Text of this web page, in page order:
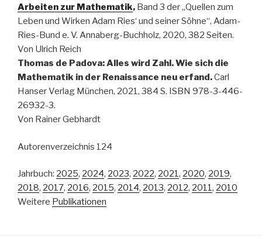
Arbeiten zur Mathematik, Band 3 der „Quellen zum
Leben und Wirken Adam Ries‘ und seiner Söhne“, Adam-
Ries-Bund e. V. Annaberg-Buchholz, 2020, 382 Seiten.
Von Ulrich Reich
Thomas de Padova: Alles wird Zahl. Wie sich die
Mathematik in der Renaissance neu erfand.Carl
Hanser Verlag München, 2021, 384 S. ISBN 978-3-446-
26932-3.
Von Rainer Gebhardt
Autorenverzeichnis 124
Jahrbuch: 2025, 2024, 2023, 2022, 2021, 2020, 2019,
2018, 2017, 2016, 2015, 2014, 2013, 2012, 2011, 2010
Weitere Publikationen